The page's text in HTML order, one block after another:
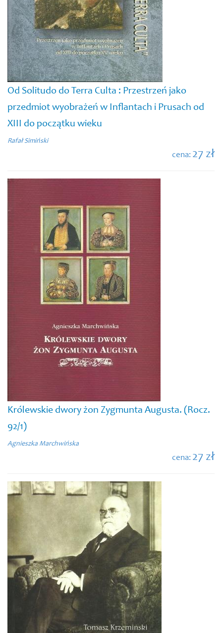
Od Solitudo do Terra Culta : Przestrzeń jako
przedmiot wyobrażeń w Inflantach i Prusach od
XIII do początku wieku
Rafał Simiński
cena: 27 zł
Królewskie dwory żon Zygmunta Augusta. (Rocz.
92/1)
Agnieszka Marchwińska
cena: 27 zł